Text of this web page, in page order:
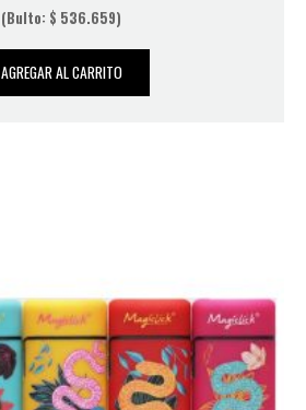
(Bulto: $ 536.659)
AGREGAR AL CARRITO